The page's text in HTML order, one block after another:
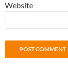
Website